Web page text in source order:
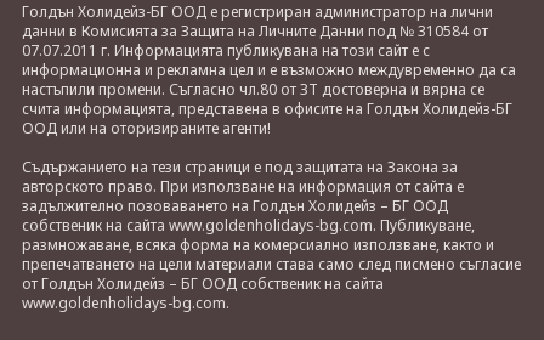
Голдън Холидейз-БГ ООД е регистриран администратор на лични
данни в Комисията за Защита на Личните Данни под № 310584 от
07.07.2011 г. Информацията публикувана на този сайт е с
информационна и рекламна цел и е възможно междувременно да са
настъпили промени. Съгласно чл.80 от ЗТ достоверна и вярна се
счита информацията, представена в офисите на Голдън Холидейз-БГ
ООД или на оторизираните агенти!
Съдържанието на тези страници е под защитата на Закона за
авторското право. При използване на информация от сайта е
задължително позоваването на Голдън Холидейз – БГ ООД
собственик на сайта www.goldenholidays-bg.com. Публикуване,
размножаване, всяка форма на комерсиално използване, както и
препечатването на цели материали става само след писмено съгласие
от Голдън Холидейз – БГ ООД собственик на сайта
www.goldenholidays-bg.com.